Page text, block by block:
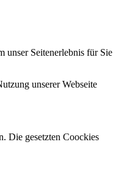
unser Seitenerlebnis für Sie
unserer Webseite
Die gesetzten Coockies